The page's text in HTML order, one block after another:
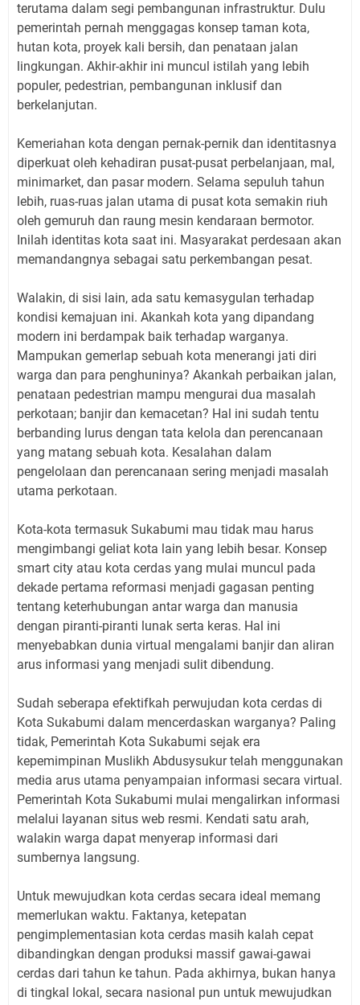
terutama dalam segi pembangunan infrastruktur. Dulu
pemerintah pernah menggagas konsep taman kota,
hutan kota, proyek kali bersih, dan penataan jalan
lingkungan. Akhir-akhir ini muncul istilah yang lebih
populer, pedestrian, pembangunan inklusif dan
berkelanjutan.
Kemeriahan kota dengan pernak-pernik dan identitasnya
diperkuat oleh kehadiran pusat-pusat perbelanjaan, mal,
minimarket, dan pasar modern. Selama sepuluh tahun
lebih, ruas-ruas jalan utama di pusat kota semakin riuh
oleh gemuruh dan raung mesin kendaraan bermotor.
Inilah identitas kota saat ini. Masyarakat perdesaan akan
memandangnya sebagai satu perkembangan pesat.
Walakin, di sisi lain, ada satu kemasygulan terhadap
kondisi kemajuan ini. Akankah kota yang dipandang
modern ini berdampak baik terhadap warganya.
Mampukan gemerlap sebuah kota menerangi jati diri
warga dan para penghuninya? Akankah perbaikan jalan,
penataan pedestrian mampu mengurai dua masalah
perkotaan; banjir dan kemacetan? Hal ini sudah tentu
berbanding lurus dengan tata kelola dan perencanaan
yang matang sebuah kota. Kesalahan dalam
pengelolaan dan perencanaan sering menjadi masalah
utama perkotaan.
Kota-kota termasuk Sukabumi mau tidak mau harus
mengimbangi geliat kota lain yang lebih besar. Konsep
smart city atau kota cerdas yang mulai muncul pada
dekade pertama reformasi menjadi gagasan penting
tentang keterhubungan antar warga dan manusia
dengan piranti-piranti lunak serta keras. Hal ini
menyebabkan dunia virtual mengalami banjir dan aliran
arus informasi yang menjadi sulit dibendung.
Sudah seberapa efektifkah perwujudan kota cerdas di
Kota Sukabumi dalam mencerdaskan warganya? Paling
tidak, Pemerintah Kota Sukabumi sejak era
kepemimpinan Muslikh Abdusysukur telah menggunakan
media arus utama penyampaian informasi secara virtual.
Pemerintah Kota Sukabumi mulai mengalirkan informasi
melalui layanan situs web resmi. Kendati satu arah,
walakin warga dapat menyerap informasi dari
sumbernya langsung.
Untuk mewujudkan kota cerdas secara ideal memang
memerlukan waktu. Faktanya, ketepatan
pengimplementasian kota cerdas masih kalah cepat
dibandingkan dengan produksi massif gawai-gawai
cerdas dari tahun ke tahun. Pada akhirnya, bukan hanya
di tingkal lokal, secara nasional pun untuk mewujudkan